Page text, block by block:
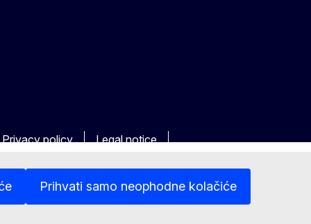
Prihvati samo neophodne kolačiće
Privacy policy Legal notice